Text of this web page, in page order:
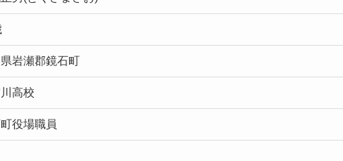
岩瀬郡鏡石町
高校
役場職員